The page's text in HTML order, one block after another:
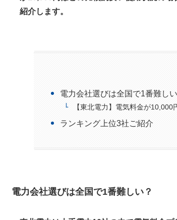
紹介します。
電力会社選びは全国で1番難し
【東北電力】電気料金が
ランキング上位3社ご紹介
電力会社選びは全国で1番難しい ？